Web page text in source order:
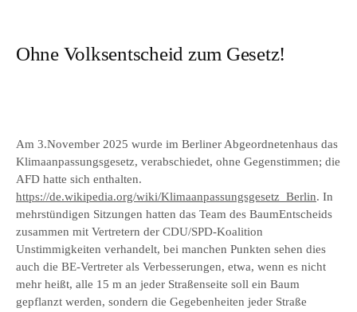
Ohne Volksentscheid zum Gesetz!
Am 3.November 2025 wurde im Berliner Abgeordnetenhaus das
Klimaanpassungsgesetz, verabschiedet, ohne Gegenstimmen; die
AFD hatte sich enthalten.
https://de.wikipedia.org/wiki/Klimaanpassungsgesetz_Berlin. In
mehrstündigen Sitzungen hatten das Team des BaumEntscheids
zusammen mit Vertretern der CDU/SPD-Koalition
Unstimmigkeiten verhandelt, bei manchen Punkten sehen dies
auch die BE-Vertreter als Verbesserungen, etwa, wenn es nicht
mehr heißt, alle 15 m an jeder Straßenseite soll ein Baum
gepflanzt werden, sondern die Gegebenheiten jeder Straße